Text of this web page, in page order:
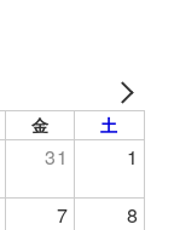
金 土
31 1
7 8